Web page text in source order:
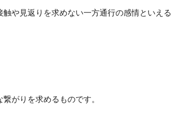
や見返りを求めない一方通行の感情といえる
がりを求めるものです。